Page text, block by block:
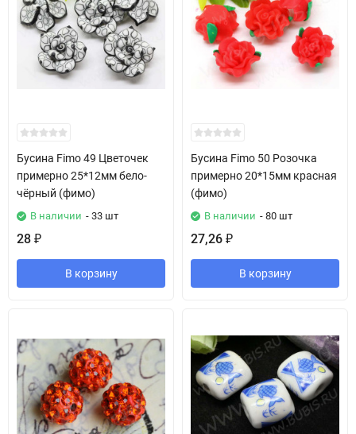
Бусина Fimo 49 Цветочек
примерно 25*12мм бело-
чёрный (фимо)
В наличии - 33 шт
28 ₽
В корзину
Бусина Fimo 50 Розочка
примерно 20*15мм красная
(фимо)
В наличии - 80 шт
27,26 ₽
В корзину